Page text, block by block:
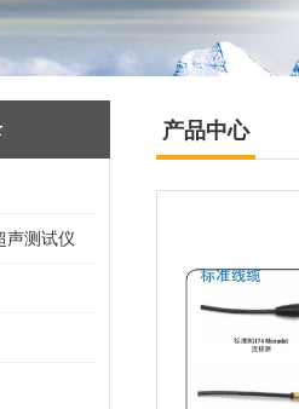
声测试仪
产品中心